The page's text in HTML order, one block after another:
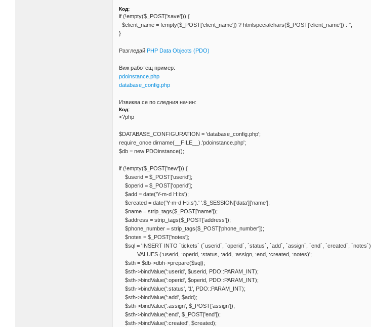
Код:
if (!empty($_POST['save'])) {
$client_name = !empty($_POST['client_name']) ? htmlspecialchars($_POST['client_name']) : '';
}
Разгледай PHP Data Objects (PDO)
Виж работещ пример:
pdoinstance.php
database_config.php
Извиква се по следния начин:
Код:
<?php
$DATABASE_CONFIGURATION = 'database_config.php';
require_once dirname(__FILE__).'pdoinstance.php';
$db = new PDOinstance();
if (!empty($_POST['new'])) {
$userid = $_POST['userid'];
$operid = $_POST['operid'];
$add = date('Y-m-d H:i:s');
$created = date('Y-m-d H:i:s').' '.$_SESSION['data']['name'];
$name = strip_tags($_POST['name']);
$address = strip_tags($_POST['address']);
$phone_number = strip_tags($_POST['phone_number']);
$notes = $_POST['notes'];
$sql = 'INSERT INTO `tickets` (`userid`, `operid`, `status`, `add`, `assign`, `end`, `created`, `notes`)
VALUES (:userid, :operid, :status, :add, :assign, :end, :created, :notes)';
$sth = $db->dbh->prepare($sql);
$sth->bindValue(':userid', $userid, PDO::PARAM_INT);
$sth->bindValue(':operid', $operid, PDO::PARAM_INT);
$sth->bindValue(':status', '1', PDO::PARAM_INT);
$sth->bindValue(':add', $add);
$sth->bindValue(':assign', $_POST['assign']);
$sth->bindValue(':end', $_POST['end']);
$sth->bindValue(':created', $created);